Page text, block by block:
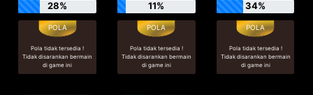
28%
Pola tidak tersedia !
Tidak disarankan bermain
di game ini
11%
Pola tidak tersedia !
Tidak disarankan bermain
di game ini
34%
Pola tidak tersedia !
Tidak disarankan bermain
di game ini